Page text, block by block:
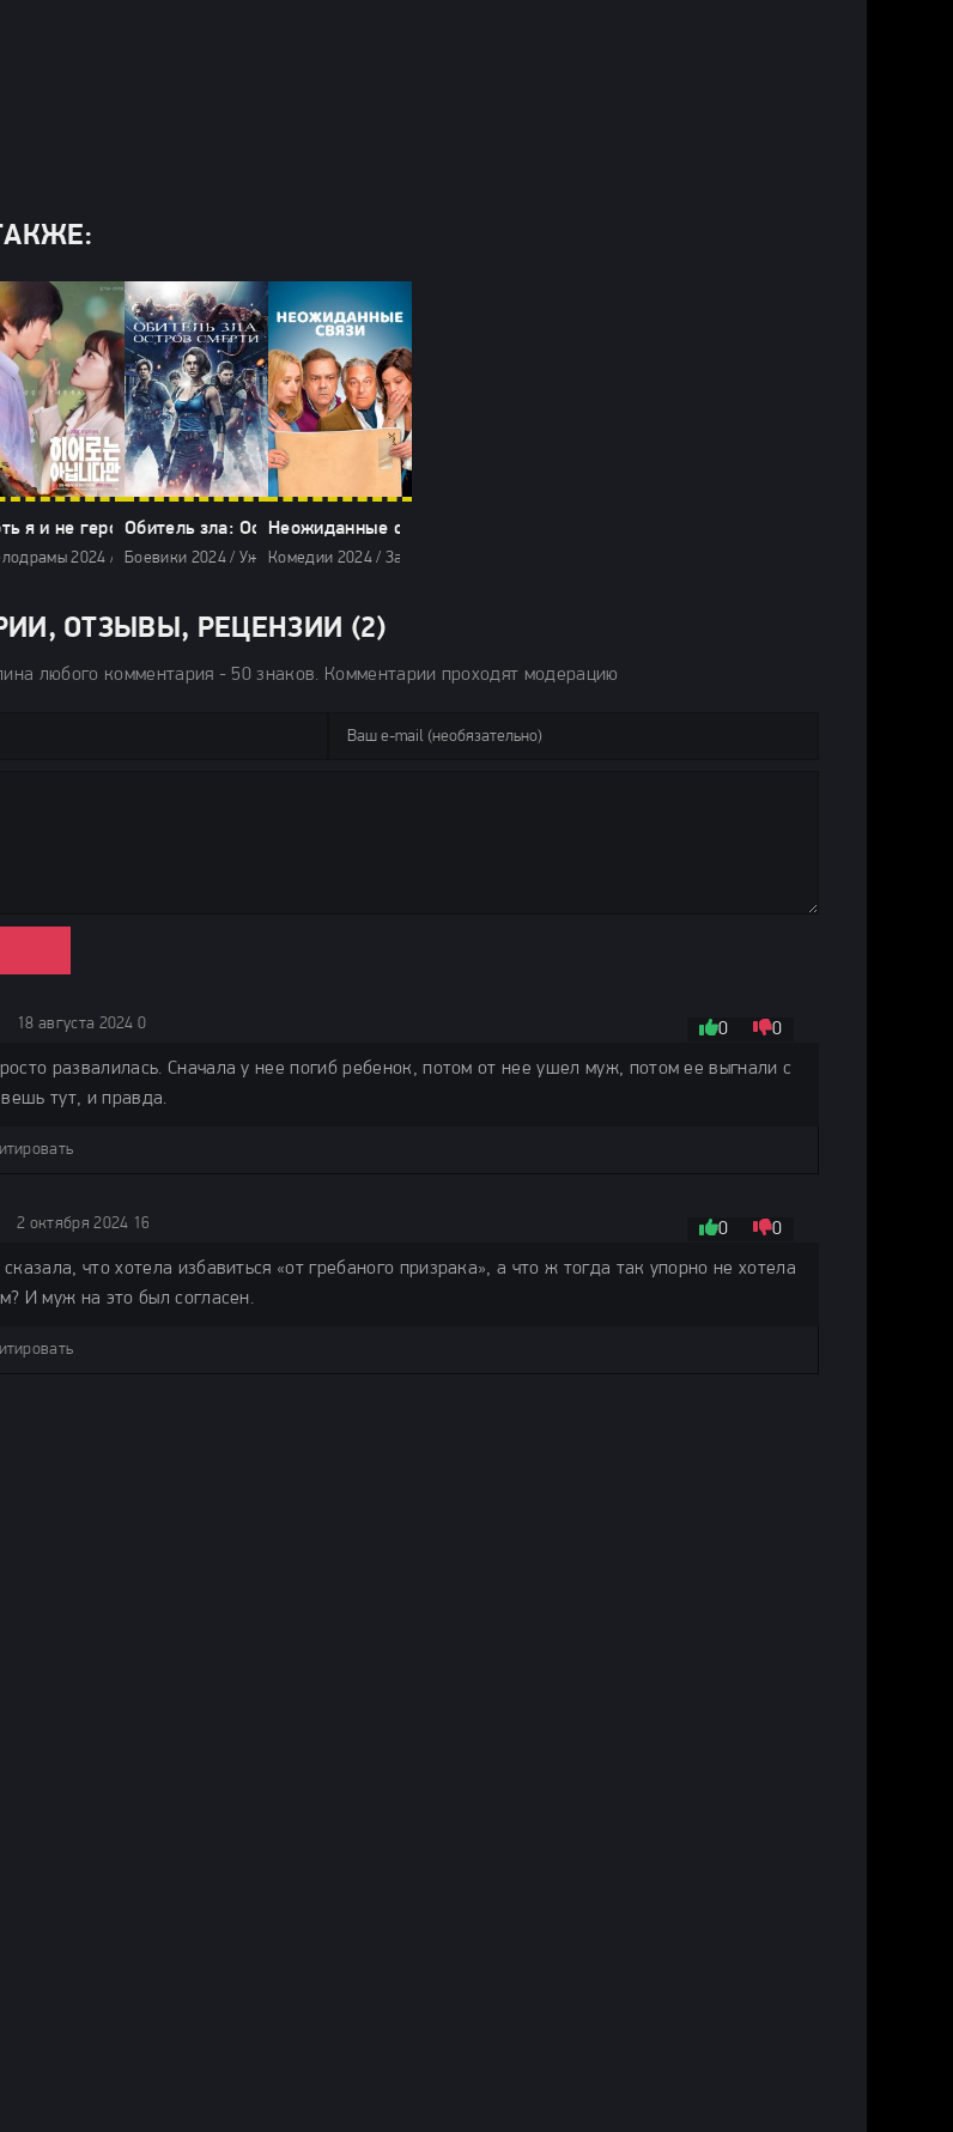
битва (2024)
фильмы 2024 / Новинки кино 2024 / Фильмы весны 2024 / Последние фильмы / Фильмы 2024
я и не герой (2024)
2024 / Фантастические фильмы 2024 / Сериалы 2024 / Фильмы 2024
Обитель зла: Остров смерти (2024)
Боевики 2024 / Ужасы 2024 / Мультфильмы 2024 / Фильмы 2024
Неожиданные связи (2024)
Комедии 2024 / Зарубежные фильмы 2024 / Новинки кино 2024 / Фильмы весны 2024 /
ОТЗЫВЫ, РЕЦЕНЗИИ (2)
любого комментария - 50 знаков. Комментарии проходят модерацию
18 августа 2024 01:14 0 0
развалилась. Сначала у нее погиб ребенок, потом от нее ушел муж, потом ее выгнали с
тут, и правда.
2 октября 2024 16:12 0 0
что хотела избавиться «от гребаного призрака», а что ж тогда так упорно не хотела
И муж на это был согласен.